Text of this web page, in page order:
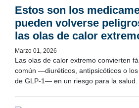
Estos son los
pueden volverse
las olas de calor
Marzo 01, 2026
Las olas de calor extremo convierten
común —diuréticos, antipsicóticos o
de GLP-1— en un riesgo para la salud.